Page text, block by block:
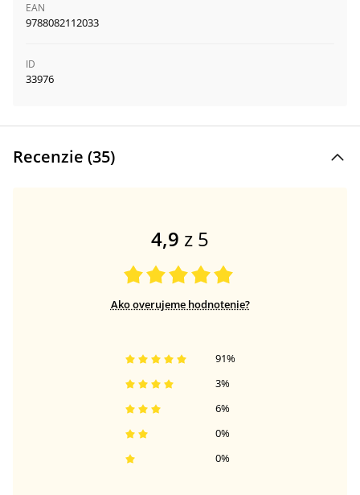
EAN
9788082112033
ID
33976
Recenzie (35)
4,9 z 5
Ako overujeme hodnotenie?
0%
0%
6%
3%
91%